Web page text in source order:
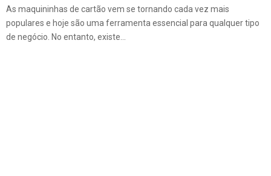
As maquininhas de cartão vem se tornando cada vez mais
populares e hoje são uma ferramenta essencial para qualquer tipo
de negócio. No entanto, existe...